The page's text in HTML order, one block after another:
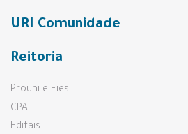
URI Comunidade
Reitoria
Prouni e Fies
CPA
Editais